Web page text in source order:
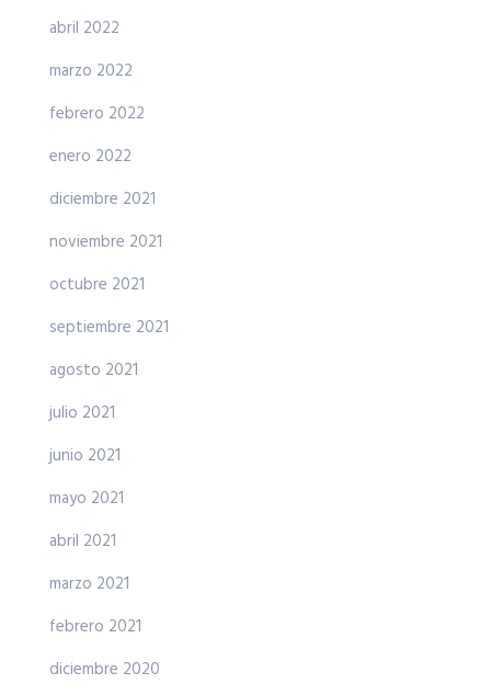
abril 2022
marzo 2022
febrero 2022
enero 2022
diciembre 2021
noviembre 2021
octubre 2021
septiembre 2021
agosto 2021
julio 2021
junio 2021
mayo 2021
abril 2021
marzo 2021
febrero 2021
diciembre 2020